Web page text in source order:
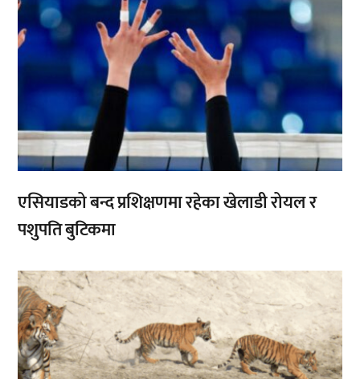
एसियाडको बन्द प्रशिक्षणमा रहेका खेलाडी रोयल र
पशुपति बुटिकमा